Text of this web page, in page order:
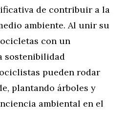
de contribuir a la
ambiente. Al unir su
con un
sostenibilidad
pueden rodar
plantando árboles y
ambiental en el